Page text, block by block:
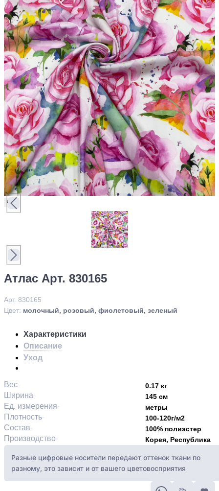
Атлас Арт. 830165
Арт. 830165
Цвет: молочный, розовый, фиолетовый, зеленый
Характеристики
Описание
Уход
Вес 0.17 кг
Ширина 145 см
Ед. измерения метры
Плотность 100-120г/м2
Состав 100% полиэстер
Производство Корея, Республика
Разные цифровые носители передают оттенок ткани по
разному, это зависит и от вашего цветовосприятия